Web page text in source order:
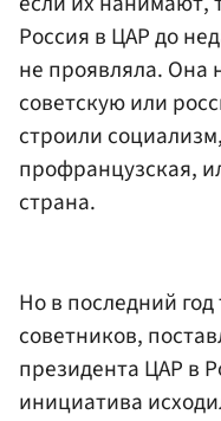
Россия в ЦАР до
не проявляла. Она
советскую или
строили
профранцузская,
страна.
Но в последний
советников,
президента ЦАР в
инициатива